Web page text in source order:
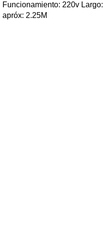
Funcionamiento: 220v Largo:
apróx: 2.25M